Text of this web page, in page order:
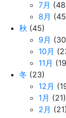
7月
8月
秋 (45)
9月
10月
11月
冬 (23)
12月
1月 (21)
2月 (21)